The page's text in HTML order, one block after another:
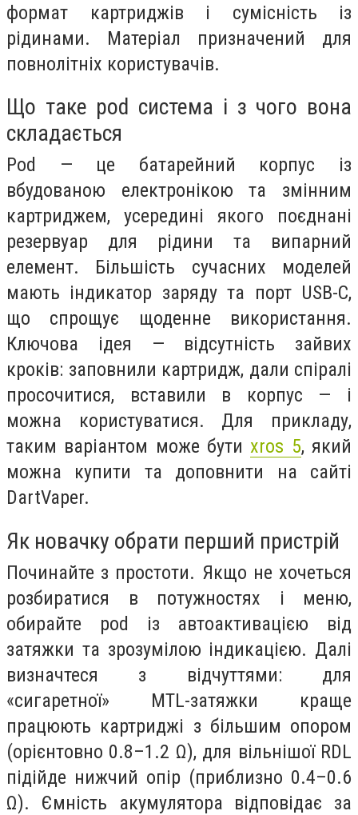
формат картриджів і сумісність із
рідинами. Матеріал призначений для
повнолітніх користувачів.
Що таке pod система і з чого вона
складається
Pod — це батарейний корпус із
вбудованою електронікою та змінним
картриджем, усередині якого поєднані
резервуар для рідини та випарний
елемент. Більшість сучасних моделей
мають індикатор заряду та порт USB-C,
що спрощує щоденне використання.
Ключова ідея — відсутність зайвих
кроків: заповнили картридж, дали спіралі
просочитися, вставили в корпус — і
можна користуватися. Для прикладу,
таким варіантом може бутиxros 5, який
можна купити та доповнити на сайті
DartVaper.
Як новачку обрати перший пристрій
Починайте з простоти. Якщо не хочеться
розбиратися в потужностях і меню,
обирайте pod із автоактивацією від
затяжки та зрозумілою індикацією. Далі
визначтеся з відчуттями: для
«сигаретної» MTL-затяжки краще
працюють картриджі з більшим опором
(орієнтовно 0.8–1.2 Ω), для вільнішої RDL
підійде нижчий опір (приблизно 0.4–0.6
Ω). Ємність акумулятора відповідає за